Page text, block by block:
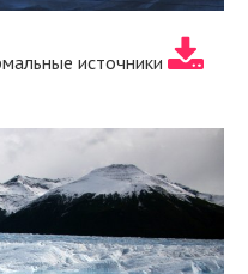
источники